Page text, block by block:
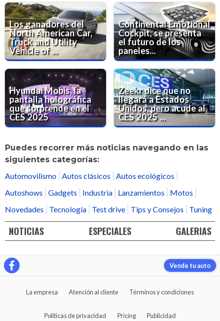
Los ganadores del
North American Car,
Truck and Utility
Vehicle of ...
Continental Emotional
Cockpit, se presenta
el futuro de los
paneles...
Hyundai Mobis, la
pantalla holográfica
que sorprende en el
CES 2025
Zeekr dice que no
llegará a Estados
Unidos, pero acude al
CES 2025 ...
Puedes recorrer más noticias navegando en las
siguientes categorías:
Automovilismo Autos clásicos
Autos ecológicos
Autoshows
Gadgets Industria Lanzamientos
Motos
Novedades
Tecnología Test drive Tips y Consejos Tuning
NOTICIAS ESPECIALES GALERIAS
Vende tu auto
La empresa Atención al cliente Términos y condiciones
Políticas de privacidad Pricing Publicidad